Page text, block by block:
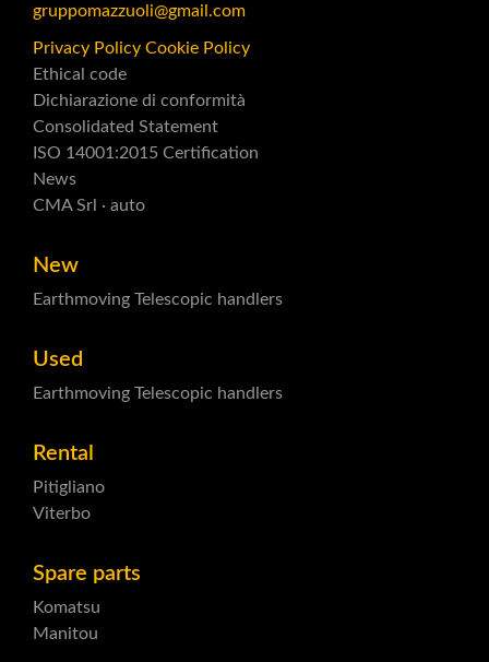
gruppomazzuoli@gmail.com
Privacy Policy Cookie Policy
Ethical code
Dichiarazione di conformità
Consolidated Statement
ISO 14001:2015 Certification
News
CMA Srl · auto
New
Earthmoving Telescopic handlers
Used
Earthmoving Telescopic handlers
Rental
Pitigliano
Viterbo
Spare parts
Komatsu
Manitou